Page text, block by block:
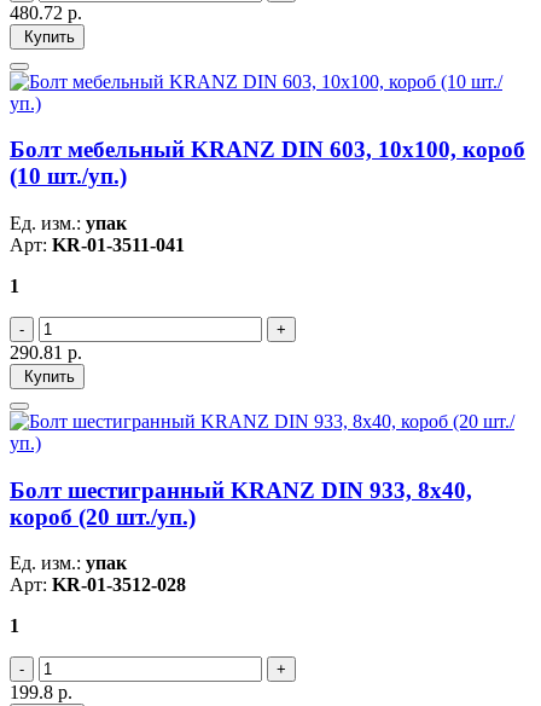
480.72 р.
Купить
Болт мебельный KRANZ DIN 603, 10х100, короб
(10 шт./уп.)
Ед. изм.: упак
Арт: KR-01-3511-041
1
290.81 р.
Купить
Болт шестигранный KRANZ DIN 933, 8х40,
короб (20 шт./уп.)
Ед. изм.: упак
Арт: KR-01-3512-028
1
199.8 р.